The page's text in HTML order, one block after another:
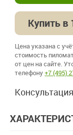
Купить в
Цена указана с
стоимость
от цен на сайте.
телефону+7 (495)